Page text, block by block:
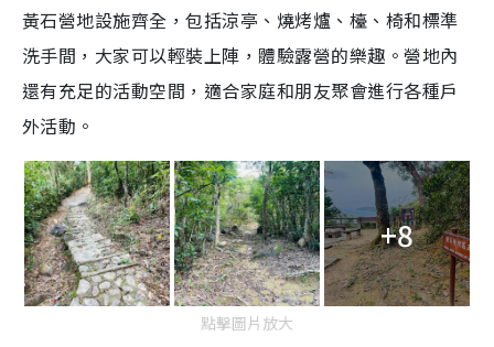
黃石營地設施齊全，包括涼亭、燒烤爐、檯、椅和標準
洗手間，大家可以輕裝上陣，體驗露營的樂趣。營地內
還有充足的活動空間，適合家庭和朋友聚會進行各種戶
外活動。
+8
點擊圖片放大